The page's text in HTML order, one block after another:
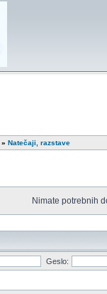
» Natečaji, razstave
Nimate potrebnih
Geslo: